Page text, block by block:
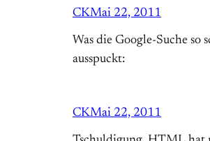
CKMai 22, 2011
Was die Google-Suche so
ausspuckt:
CKMai 22, 2011